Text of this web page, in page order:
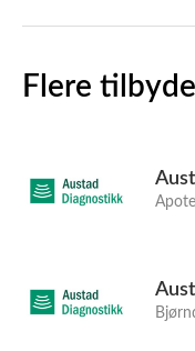
Flere